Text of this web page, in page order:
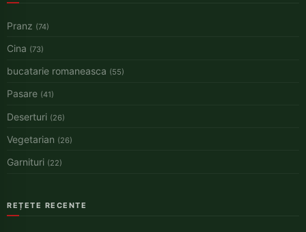
Pranz (74)
Cina (73)
bucatarie romaneasca (55)
Pasare (41)
Deserturi (26)
Vegetarian (26)
Garnituri (22)
REȚETE RECENTE